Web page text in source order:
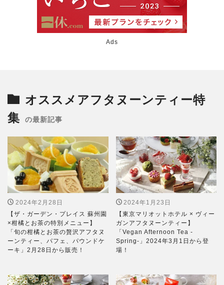
Ads
オススメアフタヌーンティー特
集
の最新記事
2024年2月28日
【ザ・ガーデン・プレイス 蘇州園
×柑橘とお茶の特別メニュー】
「旬の柑橘とお茶の贅沢アフタヌ
ーンティー、パフェ、パウンドケ
ーキ」2月28日から販売！
2024年1月23日
【東京マリオットホテル × ヴィー
ガンアフタヌーンティー】
「Vegan Afternoon Tea -
Spring-」2024年3月1日から登
場！